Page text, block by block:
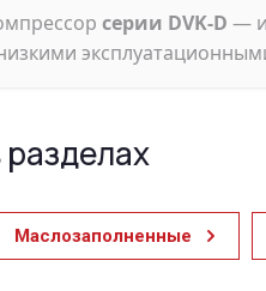
серии DVK-D —
Маслозаполненные